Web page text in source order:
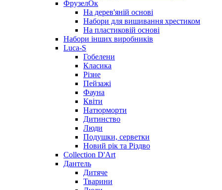
ФрузелОк
На дерев'яній основі
Набори для вишивання хрестиком
На пластиковій основі
Набори інших виробників
Luca-S
Гобелени
Класика
Різне
Пейзажі
Фауна
Квіти
Натюрморти
Дитинство
Люди
Подушки, серветки
Новий рік та Різдво
Collection D'Art
Дантель
Дитяче
Тварини